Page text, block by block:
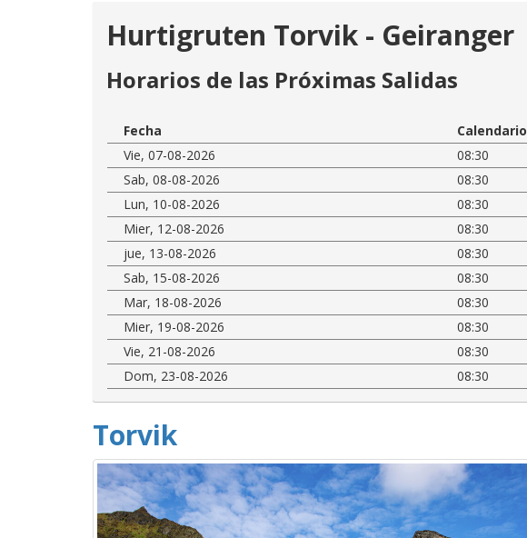
Hurtigruten Torvik - Geiranger
Horarios de las Próximas Salidas
Fecha Calendario
Vie, 07-08-2026
08:30
Sab, 08-08-2026
08:30
Lun, 10-08-2026
08:30
Mier, 12-08-2026
08:30
jue, 13-08-2026
08:30
Sab, 15-08-2026
08:30
Mar, 18-08-2026
08:30
Mier, 19-08-2026
08:30
Vie, 21-08-2026
08:30
Dom, 23-08-2026
08:30
Torvik